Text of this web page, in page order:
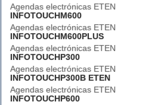
Agendas electrónicas ETEN
INFOTOUCHM600
Agendas electrónicas ETEN
INFOTOUCHM600PLUS
Agendas electrónicas ETEN
INFOTOUCHP300
Agendas electrónicas ETEN
INFOTOUCHP300B ETEN
Agendas electrónicas ETEN
INFOTOUCHP600